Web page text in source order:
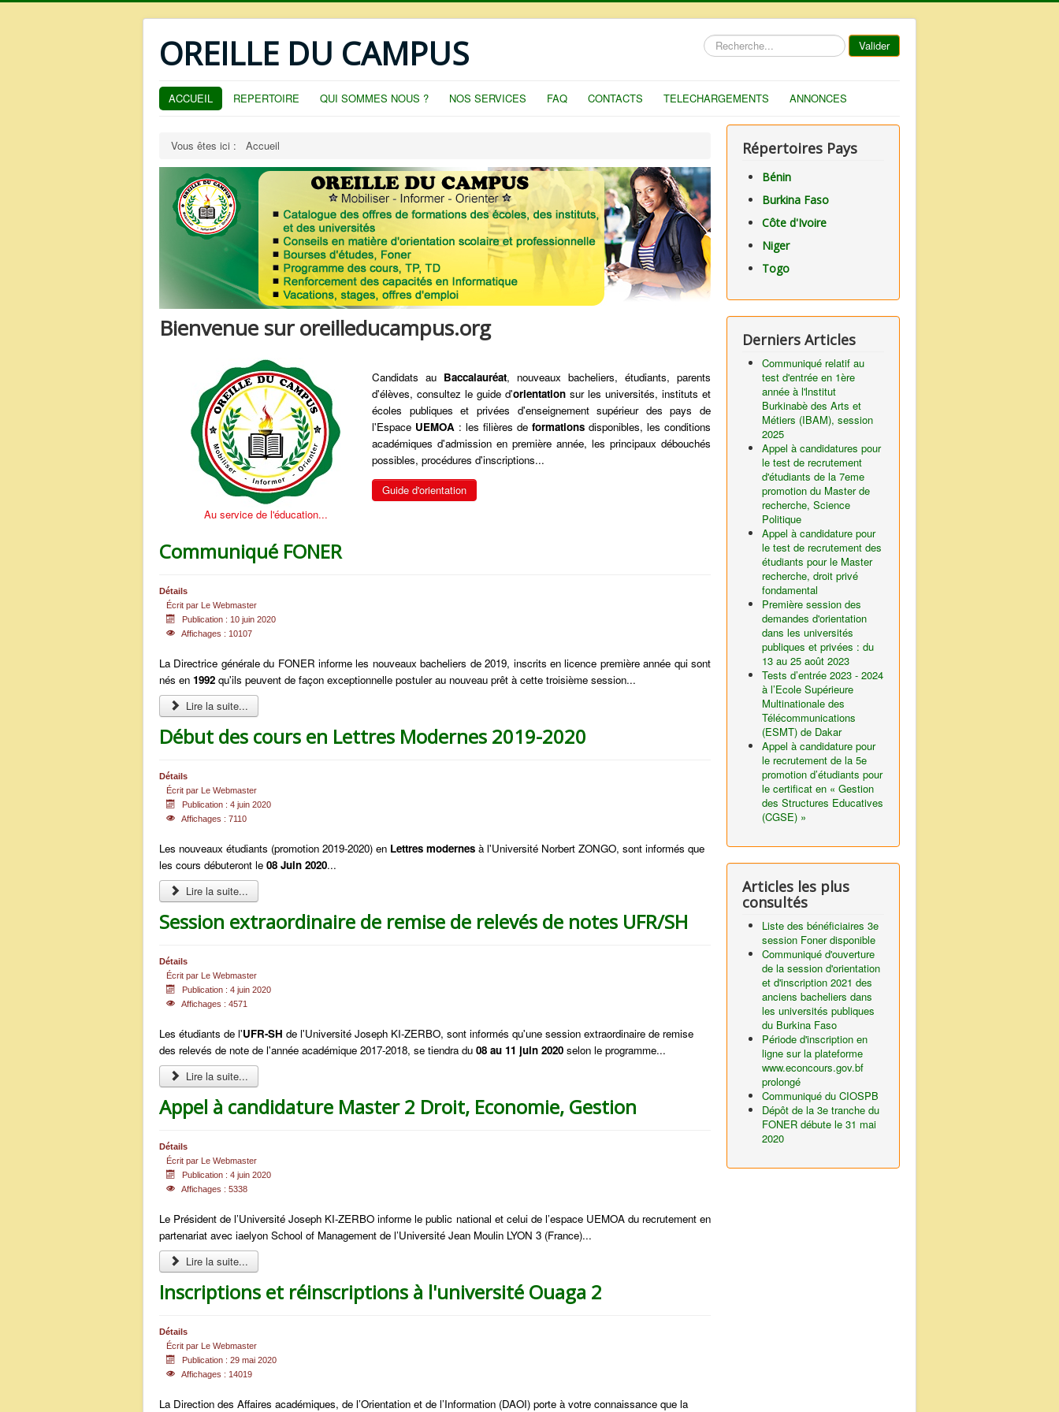
OREILLE DU CAMPUS Rechercher Valider
ACCUEIL REPERTOIRE QUI SOMMES NOUS ? NOS SERVICES FAQ CONTACTS TELECHARGEMENTS ANNONCES
Vous êtes ici : Accueil
Bienvenue sur oreilleducampus.org
Au service de l'éducation...
Candidats au Baccalauréat, nouveaux bacheliers, étudiants, parents
d'élèves, consultez le guide d'orientation sur les universités, instituts et
écoles publiques et privées d'enseignement supérieur des pays de
l'Espace UEMOA : les filières de formations disponibles, les conditions
académiques d'admission en première année, les principaux débouchés
possibles, procédures d'inscriptions...
Guide d'orientation
Communiqué FONER
Détails
Écrit par Le Webmaster
Publication : 10 juin 2020
Affichages : 10107
La Directrice générale du FONER informe les nouveaux bacheliers de 2019, inscrits en licence première année qui sont
nés en 1992 qu'ils peuvent de façon exceptionnelle postuler au nouveau prêt à cette troisième session...
Lire la suite...
Début des cours en Lettres Modernes 2019-2020
Détails
Écrit par Le Webmaster
Publication : 4 juin 2020
Affichages : 7110
Les nouveaux étudiants (promotion 2019-2020) en Lettres modernes à l'Université Norbert ZONGO, sont informés que
les cours débuteront le 08 Juin 2020...
Lire la suite...
Session extraordinaire de remise de relevés de notes UFR/SH
Détails
Écrit par Le Webmaster
Publication : 4 juin 2020
Affichages : 4571
Les étudiants de l'UFR-SH de l'Université Joseph KI-ZERBO, sont informés qu'une session extraordinaire de remise
des relevés de note de l'année académique 2017-2018, se tiendra du 08 au 11 juin 2020 selon le programme...
Lire la suite...
Appel à candidature Master 2 Droit, Economie, Gestion
Détails
Écrit par Le Webmaster
Publication : 4 juin 2020
Affichages : 5338
Le Président de l’Université Joseph KI-ZERBO informe le public national et celui de l’espace UEMOA du recrutement en
partenariat avec iaelyon School of Management de l’Université Jean Moulin LYON 3 (France)...
Lire la suite...
Inscriptions et réinscriptions à l'université Ouaga 2
Détails
Écrit par Le Webmaster
Publication : 29 mai 2020
Affichages : 14019
La Direction des Affaires académiques, de l’Orientation et de l’Information (DAOI) porte à votre connaissance que la
Répertoires Pays
Bénin
Burkina Faso
Côte d'Ivoire
Niger
Togo
Derniers Articles
Communiqué relatif au
test d'entrée en 1ère
année à l'lnstitut
Burkinabè des Arts et
Métiers (IBAM), session
2025
Appel à candidatures pour
le test de recrutement
d'étudiants de la 7eme
promotion du Master de
recherche, Science
Politique
Appel à candidature pour
le test de recrutement des
étudiants pour le Master
recherche, droit privé
fondamental
Première session des
demandes d'orientation
dans les universités
publiques et privées : du
13 au 25 août 2023
Tests d’entrée 2023 - 2024
à l’Ecole Supérieure
Multinationale des
Télécommunications
(ESMT) de Dakar
Appel à candidature pour
le recrutement de la 5e
promotion d’étudiants pour
le certificat en « Gestion
des Structures Educatives
(CGSE) »
Articles les plus
consultés
Liste des bénéficiaires 3e
session Foner disponible
Communiqué d'ouverture
de la session d'orientation
et d'inscription 2021 des
anciens bacheliers dans
les universités publiques
du Burkina Faso
Période d'inscription en
ligne sur la plateforme
www.econcours.gov.bf
prolongé
Communiqué du CIOSPB
Dépôt de la 3e tranche du
FONER débute le 31 mai
2020